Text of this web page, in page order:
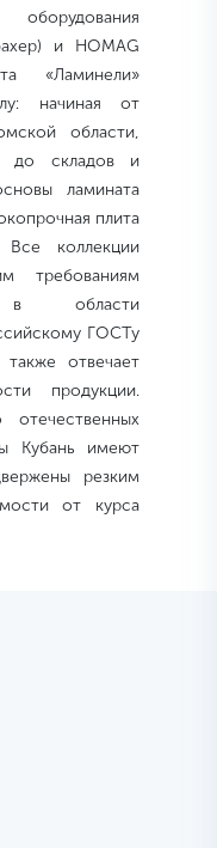
и HOMAG
«Ламинели»
начиная от
области,
до складов и
ламината
плита
коллекции
требованиям
в области
ГОСТу
отвечает
продукции.
отечественных
Кубань имеют
резким
от курса